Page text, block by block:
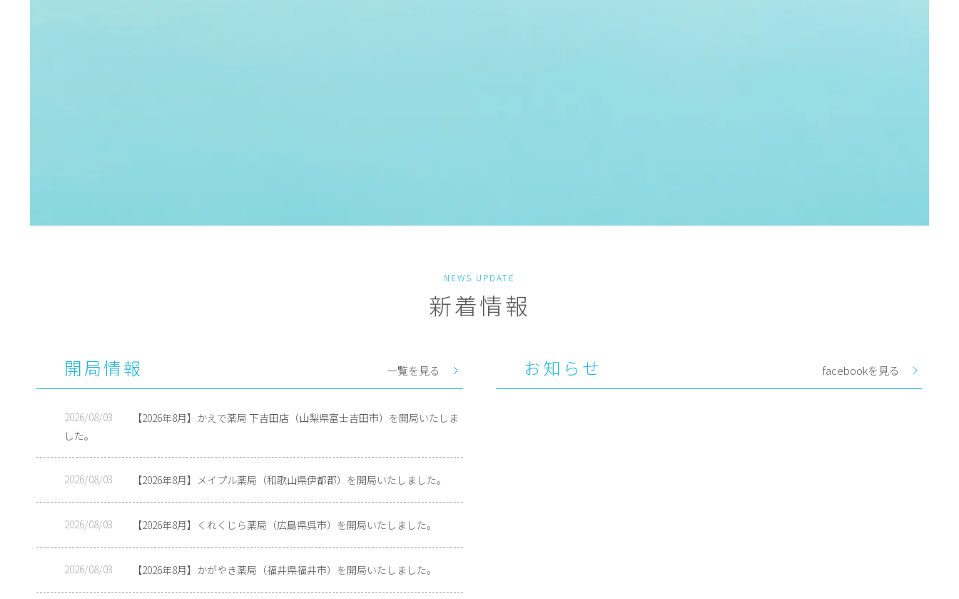
NEWS UPDATE
新着情報
開局情報 一覧を見る
2026/08/03
【2026年8月】かえで薬局 下吉田店（山梨県富士吉田市）を開局いたしま
した。
2026/08/03 【2026年8月】メイプル薬局（和歌山県伊都郡）を開局いたしました。
2026/08/03 【2026年8月】くれくじら薬局（広島県呉市）を開局いたしました。
2026/08/03 【2026年8月】かがやき薬局（福井県福井市）を開局いたしました。
お知らせ facebookを見る